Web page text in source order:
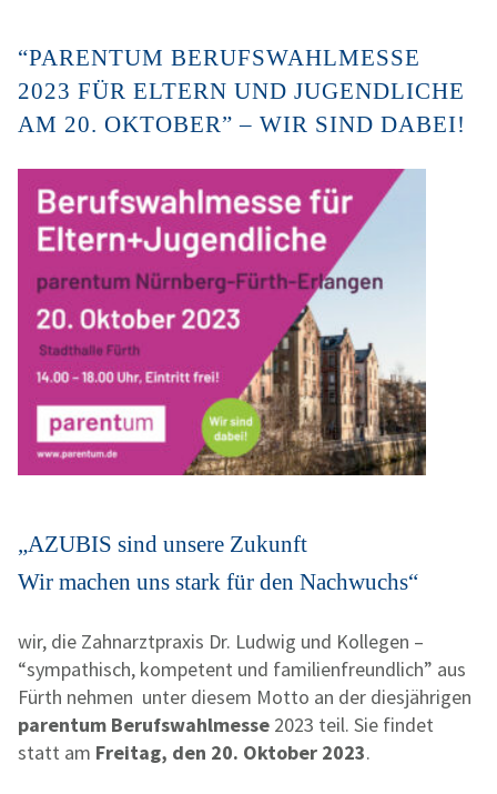
“PARENTUM BERUFSWAHLMESSE
2023 FÜR ELTERN UND JUGENDLICHE
AM 20. OKTOBER” – WIR SIND DABEI!
„AZUBIS sind unsere Zukunft
Wir machen uns stark für den Nachwuchs“
wir, die Zahnarztpraxis Dr. Ludwig und Kollegen –
“sympathisch, kompetent und familienfreundlich” aus
Fürth nehmen unter diesem Motto an der diesjährigen
parentum Berufswahlmesse 2023 teil. Sie findet
statt am Freitag, den 20. Oktober 2023.